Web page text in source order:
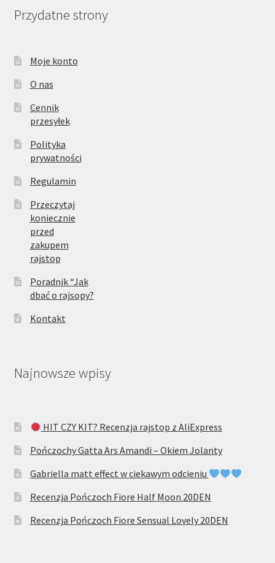
Przydatne strony
Moje konto
O nas
Cennik
przesyłek
Polityka
prywatności
Regulamin
Przeczytaj
koniecznie
przed
zakupem
rajstop
Poradnik “Jak
dbać o rajsopy?
Kontakt
Najnowsze wpisy
HIT CZY KIT? Recenzja rajstop z AliExpress
Pończochy Gatta Ars Amandi – Okiem Jolanty
Gabriella matt effect w ciekawym odcieniu
Recenzja Pończoch Fiore Half Moon 20DEN
Recenzja Pończoch Fiore Sensual Lovely 20DEN